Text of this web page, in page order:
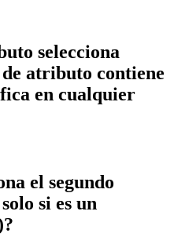
selecciona
atributo contiene
en cualquier
el segundo
si es un